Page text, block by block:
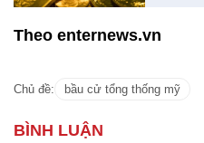
Theo enternews.vn
Chủ đề: bầu cử tổng thống mỹ